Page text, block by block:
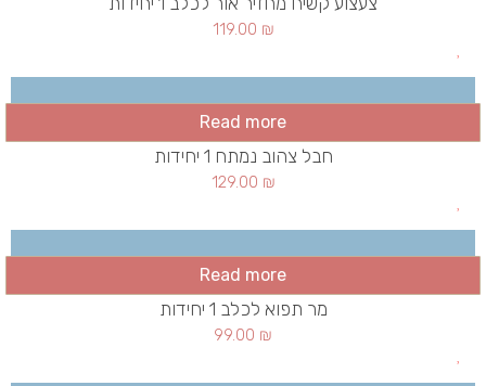
119.00 ₪
Read more
חבל צהוב נמתח 1 יחידות
129.00 ₪
Read more
מר תפוא לכלב 1 יחידות
99.00 ₪